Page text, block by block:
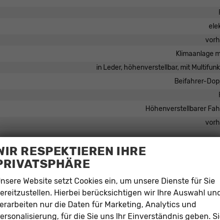
Klimaanlage
in Leder, höhenverstellbar, mit
Beifahrer-
Höhenverstellbarer
USB, Digitalradio DAB, Multi-Media-Interface (MMI),
Freisprecheinrichtung,
RESPEKTIEREN IHRE
Website setzt Cookies ein, um unsere Dienste für Sie
Hierbei berücksichtigen wir Ihre Auswahl
nur die Daten für Marketing, Analytics und
für die Sie uns Ihr Einverständnis geben.